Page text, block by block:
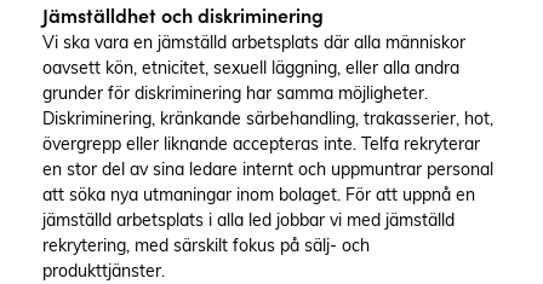
Jämställdhet och diskriminering
Vi ska vara en jämställd arbetsplats där alla människor
oavsett kön, etnicitet, sexuell läggning, eller alla andra
grunder för diskriminering har samma möjligheter.
Diskriminering, kränkande särbehandling, trakasserier, hot,
övergrepp eller liknande accepteras inte. Telfa rekryterar
en stor del av sina ledare internt och uppmuntrar personal
att söka nya utmaningar inom bolaget. För att uppnå en
jämställd arbetsplats i alla led jobbar vi med jämställd
rekrytering, med särskilt fokus på sälj- och
produkttjänster.